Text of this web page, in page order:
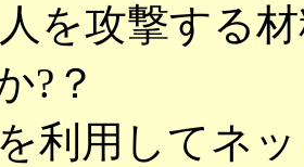
を攻撃する
?？
利用してネ